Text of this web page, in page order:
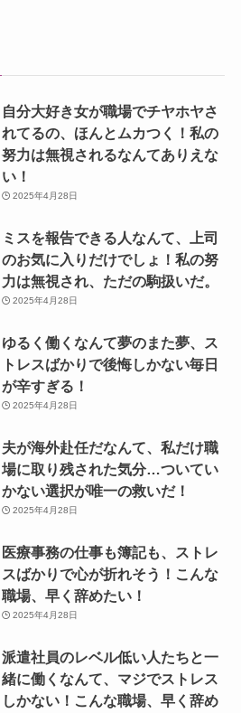
自分大好き女が職場でチヤホヤさ
れてるの、ほんとムカつく！私の
努力は無視されるなんてありえな
い！
2025年4月28日
ミスを報告できる人なんて、上司
のお気に入りだけでしょ！私の努
力は無視され、ただの駒扱いだ。
2025年4月28日
ゆるく働くなんて夢のまた夢、ス
トレスばかりで後悔しかない毎日
が辛すぎる！
2025年4月28日
夫が海外赴任だなんて、私だけ職
場に取り残された気分…ついてい
かない選択が唯一の救いだ！
2025年4月28日
医療事務の仕事も簿記も、ストレ
スばかりで心が折れそう！こんな
職場、早く辞めたい！
2025年4月28日
派遣社員のレベル低い人たちと一
緒に働くなんて、マジでストレス
しかない！こんな職場、早く辞め